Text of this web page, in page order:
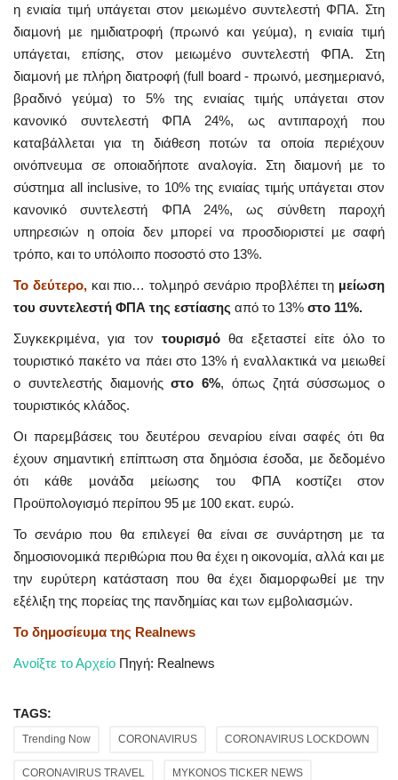
η ενιαία τιµή υπάγεται στον µειωµένο συντελεστή ΦΠΑ. Στη
διαµονή µε ηµιδιατροφή (πρωινό και γεύµα), η ενιαία τιµή
υπάγεται, επίσης, στον µειωµένο συντελεστή ΦΠΑ. Στη
διαµονή µε πλήρη διατροφή (full board - πρωινό, µεσηµεριανό,
βραδινό γεύµα) το 5% της ενιαίας τιµής υπάγεται στον
κανονικό συντελεστή ΦΠΑ 24%, ως αντιπαροχή που
καταβάλλεται για τη διάθεση ποτών τα οποία περιέχουν
οινόπνευµα σε οποιαδήποτε αναλογία. Στη διαµονή µε το
σύστηµα all inclusive, το 10% της ενιαίας τιµής υπάγεται στον
κανονικό συντελεστή ΦΠΑ 24%, ως σύνθετη παροχή
υπηρεσιών η οποία δεν µπορεί να προσδιοριστεί µε σαφή
τρόπο, και το υπόλοιπο ποσοστό στο 13%.
Το δεύτερο,και πιο… τολµηρό σενάριο προβλέπει τη µείωση
του συντελεστή ΦΠΑ της εστίασης από το 13% στο 11%.
Συγκεκριµένα, για τον τουρισµόθα εξεταστεί είτε όλο το
τουριστικό πακέτο να πάει στο 13% ή εναλλακτικά να µειωθεί
ο συντελεστής διαµονήςστο 6%, όπως ζητά σύσσωµος ο
τουριστικός κλάδος.
Οι παρεµβάσεις του δευτέρου σεναρίου είναι σαφές ότι θα
έχουν σηµαντική επίπτωση στα δηµόσια έσοδα, µε δεδοµένο
ότι κάθε µονάδα µείωσης του ΦΠΑ κοστίζει στον
Προϋπολογισµό περίπου 95 µε 100 εκατ. ευρώ.
Το σενάριο που θα επιλεγεί θα είναι σε συνάρτηση µε τα
δηµοσιονοµικά περιθώρια που θα έχει η οικονοµία, αλλά και µε
την ευρύτερη κατάσταση που θα έχει διαµορφωθεί µε την
εξέλιξη της πορείας της πανδηµίας και των εµβολιασµών.
Το δημοσίευμα της Realnews
Ανοίξτε το Αρχείο Πηγή: Realnews
TAGS:
Trending Now CORONAVIRUS CORONAVIRUS LOCKDOWN
CORONAVIRUS TRAVEL MYKONOS TICKER NEWS